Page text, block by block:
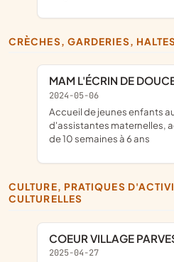
CRÈCHES, GARDERIES,
MAM L'ÉCRIN DE
2024-05-06
accueil de jeunes enfants au sein d'une maison
d'assistantes maternelles,
de 10 semaines à 6 ans
CULTURE, PRATIQUES D'ACTIVITÉS ARTISTIQUES,
CULTURELLES
COEUR VILLAGE
2025-04-27